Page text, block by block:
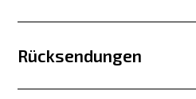
Rücksendungen